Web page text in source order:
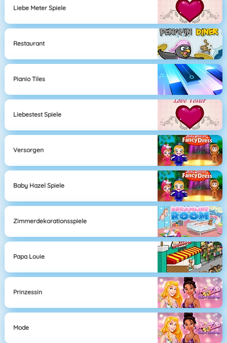
Liebe Meter Spiele
Restaurant
Pianio Tiles
Liebestest Spiele
Versorgen
Baby Hazel Spiele
Zimmerdekorationsspiele
Papa Louie
Prinzessin
Mode